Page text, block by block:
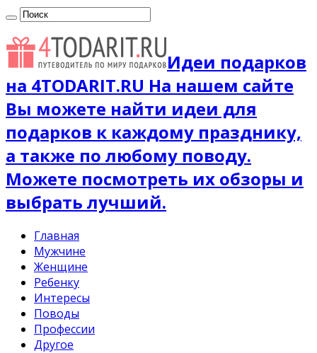
Идеи подарков
на 4TODARIT.RU На нашем сайте
Вы можете найти идеи для
подарков к каждому празднику,
а также по любому поводу.
Можете посмотреть их обзоры и
выбрать лучший.
Главная
Мужчине
Женщине
Ребенку
Интересы
Поводы
Профессии
Другое